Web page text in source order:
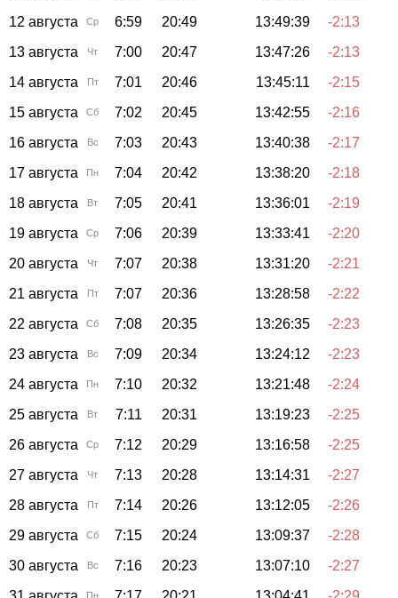
12 августа
Ср 6:59 20:49 13:49:39
-2:13
13 августа
Чт 7:00 20:47 13:47:26
-2:13
14 августа
Пт 7:01 20:46 13:45:11
-2:15
15 августа
Сб 7:02 20:45 13:42:55
-2:16
16 августа
Вс 7:03 20:43 13:40:38
-2:17
17 августа
Пн 7:04 20:42 13:38:20
-2:18
18 августа
Вт 7:05 20:41 13:36:01
-2:19
19 августа
Ср 7:06 20:39 13:33:41
-2:20
20 августа
Чт 7:07 20:38 13:31:20
-2:21
21 августа
Пт 7:07 20:36 13:28:58
-2:22
22 августа
Сб 7:08 20:35 13:26:35
-2:23
23 августа
Вс 7:09 20:34 13:24:12
-2:23
24 августа
Пн 7:10 20:32 13:21:48
-2:24
25 августа
Вт 7:11 20:31 13:19:23
-2:25
26 августа
Ср 7:12 20:29 13:16:58
-2:25
27 августа
Чт 7:13 20:28 13:14:31
-2:27
28 августа
Пт 7:14 20:26 13:12:05
-2:26
29 августа
Сб 7:15 20:24 13:09:37
-2:28
30 августа
Вс 7:16 20:23 13:07:10
-2:27
Пн